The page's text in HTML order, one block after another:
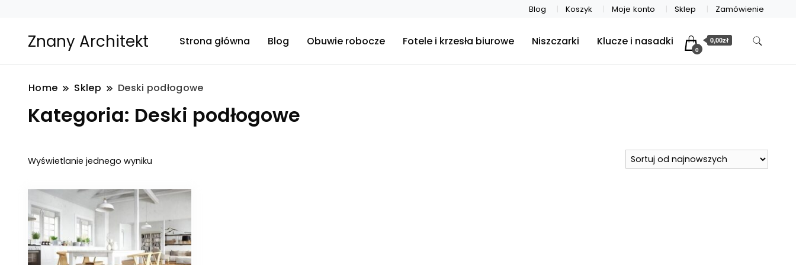
Blog Koszyk Moje konto Sklep Zamówienie
Znany Architekt Strona główna Blog Obuwie robocze Fotele i krzesła biurowe Niszczarki Klucze i nasadki
0
0,00zł
Home Sklep Deski podłogowe
Kategoria: Deski podłogowe
Wyświetlanie jednego wyniku